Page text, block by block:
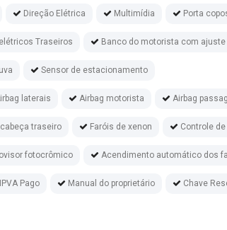
Direção Elétrica Multimídia Porta
Traseiros Banco do motorista com ajuste
Sensor de estacionamento
laterais Airbag motorista Airbag
traseiro Faróis de xenon Controle
fotocrômico Acendimento automático dos
IPVA Pago Manual do proprietário Chave